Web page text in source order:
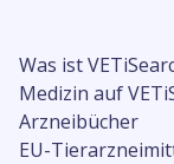
Was ist
Medizin auf
Arzneibücher
EU-